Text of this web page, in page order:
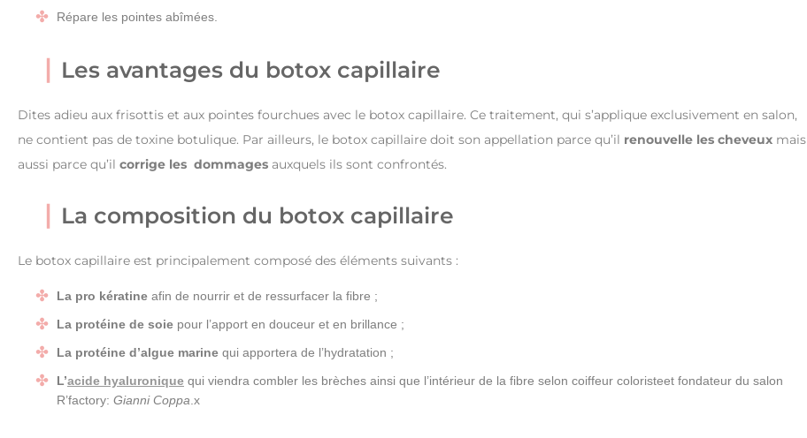
Répare les pointes abîmées.
Les avantages du botox capillaire
Dites adieu aux frisottis et aux pointes fourchues avec le botox capillaire. Ce traitement, qui s’applique exclusivement en salon,
ne contient pas de toxine botulique. Par ailleurs, le botox capillaire doit son appellation parce qu’il renouvelle les cheveux mais
aussi parce qu’il corrige les dommages auxquels ils sont confrontés.
La composition du botox capillaire
Le botox capillaire est principalement composé des éléments suivants :
La pro kératine afin de nourrir et de ressurfacer la fibre ;
La protéine de soie pour l’apport en douceur et en brillance ;
La protéine d’algue marine qui apportera de l’hydratation ;
L’acide hyaluronique qui viendra combler les brèches ainsi que l’intérieur de la fibre selon coiffeur coloristeet fondateur du salon
R’factory: Gianni Coppa .x